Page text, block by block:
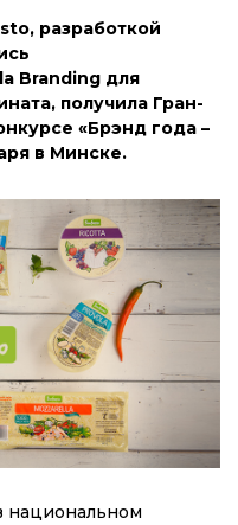
разработкой
Branding для
получила Гран-
«Брэнд года –
в Минске.
национальном